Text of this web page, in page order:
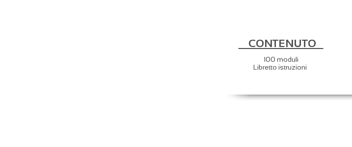
CONTENUTO
100 moduli
Libretto istruzioni